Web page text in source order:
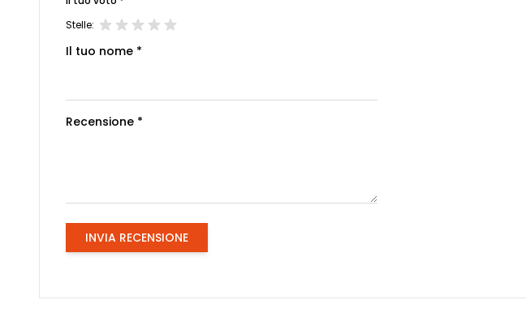
Stelle:
Il tuo nome *
Recensione *
INVIA RECENSIONE